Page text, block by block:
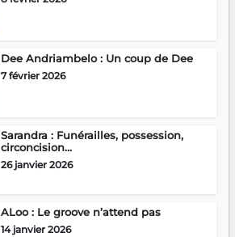
Dee Andriambelo : Un coup de Dee
7 février 2026
Sarandra : Funérailles, possession,
circoncision…
26 janvier 2026
ALoo : Le groove n’attend pas
14 janvier 2026